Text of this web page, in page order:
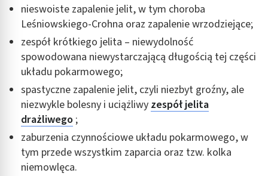
nieswoiste zapalenie jelit, w tym choroba
Leśniowskiego-Crohna oraz zapalenie wrzodziejące;
zespół krótkiego jelita – niewydolność
spowodowana niewystarczającą długością tej części
układu pokarmowego;
spastyczne zapalenie jelit, czyli niezbyt groźny, ale
niezwykle bolesny i uciążliwy zespół jelita
drażliwego ;
zaburzenia czynnościowe układu pokarmowego, w
tym przede wszystkim zaparcia oraz tzw. kolka
niemowlęca.